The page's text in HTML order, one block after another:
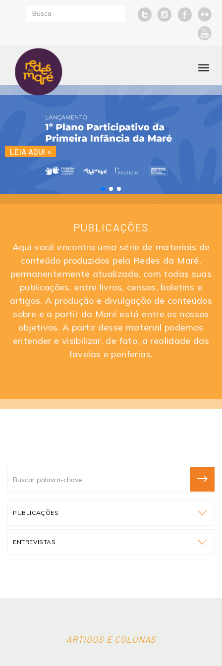
LEIA AQUI »
PUBLICAÇÕES
Aqui você encontra uma série de materiais de
conteúdo produzidos pela Redes da Maré,
permanentemente atualizado, com todas suas
publicações, entre livros, censos, boletins e
artigos. A produção e divulgação de conteúdos
sobre e a partir da Maré está entre os nossos
objetivos. A partir desse material podemos
entender e visibilizar, de fato, a realidade das
favelas e periferias.
PUBLICAÇÕES
ENTREVISTAS
ARTIGOS E COLUNAS